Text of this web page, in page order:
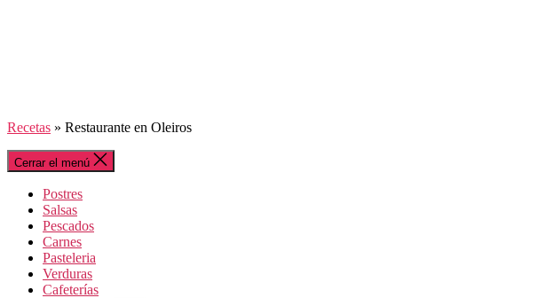
Recetas » Restaurante en Oleiros
Cerrar el menú
Postres
Salsas
Pescados
Carnes
Pasteleria
Verduras
Cafeterías